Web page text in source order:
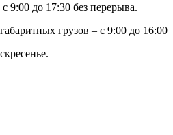
9:00 до 17:30 без перерыва.
грузов – с 9:00 до 16:00